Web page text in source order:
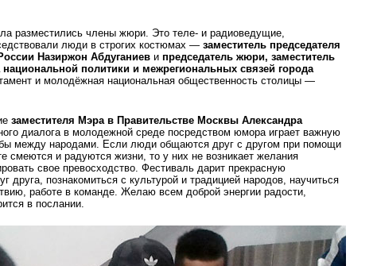
разместились члены жюри. Это теле- и радиоведущие,
люди в строгих костюмах — заместитель председателя
Назиржон Абдуганиев и председатель жюри, заместитель
политики и межрегиональных связей города
и молодёжная национальная общественность столицы —
заместителя Мэра в Правительстве Москвы Александра
диалога в молодежной среде посредством юмора играет важную
между народами. Если люди общаются друг с другом при помощи
смеются и радуются жизни, то у них не возникает желания
свое превосходство. Фестиваль дарит прекрасную
друга, познакомиться с культурой и традицией народов, научиться
работе в команде. Желаю всем доброй энергии радости,
в послании.